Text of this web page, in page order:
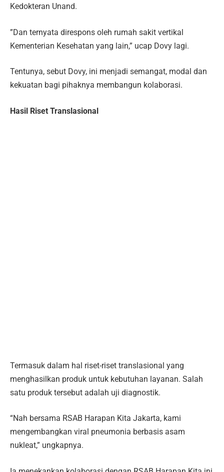
Kedokteran Unand.
”Dan ternyata direspons oleh rumah sakit vertikal
Kementerian Kesehatan yang lain,” ucap Dovy lagi.
Tentunya, sebut Dovy, ini menjadi semangat, modal dan
kekuatan bagi pihaknya membangun kolaborasi.
Hasil Riset Translasional
Termasuk dalam hal riset-riset translasional yang
menghasilkan produk untuk kebutuhan layanan. Salah
satu produk tersebut adalah uji diagnostik.
“Nah bersama RSAB Harapan Kita Jakarta, kami
mengembangkan viral pneumonia berbasis asam
nukleat,” ungkapnya.